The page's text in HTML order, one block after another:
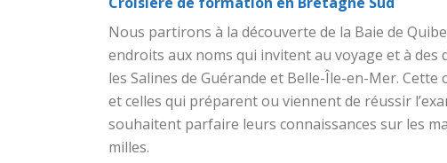
Nous partirons à la découverte de la Baie de
endroits aux noms qui invitent au voyage et à
les Salines de Guérande et Belle-Île-en-Mer.
et celles qui préparent ou viennent de réussir
souhaitent parfaire leurs connaissances sur les
milles.